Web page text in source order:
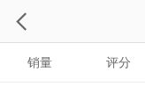
销量 评分